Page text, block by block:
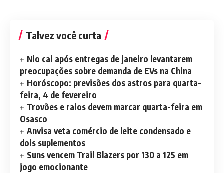
Talvez você curta
Nio cai após entregas de janeiro levantarem
preocupações sobre demanda de EVs na China
Horóscopo: previsões dos astros para quarta-
feira, 4 de fevereiro
Trovões e raios devem marcar quarta-feira em
Osasco
Anvisa veta comércio de leite condensado e
dois suplementos
Suns vencem Trail Blazers por 130 a 125 em
jogo emocionante